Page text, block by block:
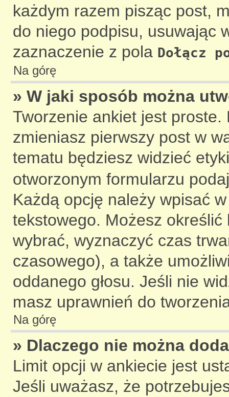
każdym razem pisząc post,
do niego podpisu, usuwając
zaznaczenie z pola Dołącz
Na górę
» W jaki sposób można
Tworzenie ankiet jest
zmieniasz pierwszy post w
tematu będziesz widzieć
otworzonym formularzu
Każdą opcję należy wpisać
tekstowego. Możesz
wybrać, wyznaczyć czas
czasowego), a także
oddanego głosu. Jeśli nie
masz uprawnień do
Na górę
» Dlaczego nie można
Limit opcji w ankiecie jest
Jeśli uważasz, że